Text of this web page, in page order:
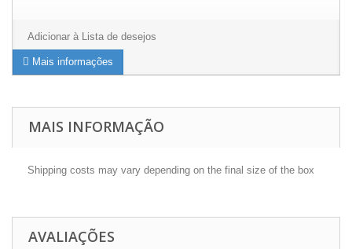
Adicionar à Lista de desejos
Mais informações
MAIS INFORMAÇÃO
Shipping costs may vary depending on the final size of the box
AVALIAÇÕES